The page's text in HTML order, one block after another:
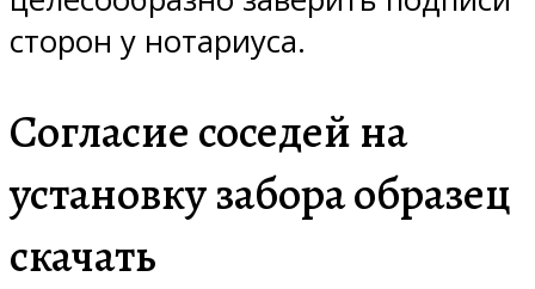
сторон у нотариуса.
Согласие соседей на
установку забора образец
скачать